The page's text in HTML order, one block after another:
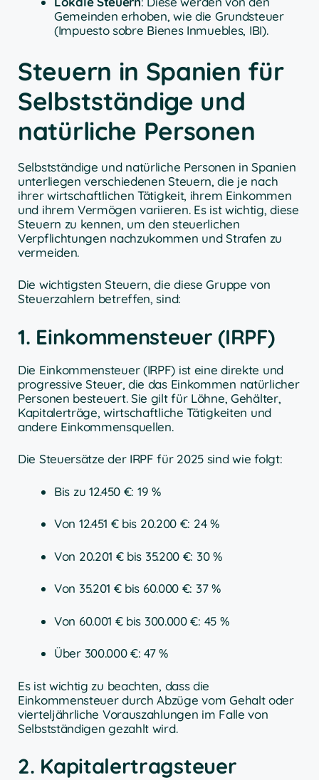
Gemeinden erhoben, wie die Grundsteuer
(Impuesto sobre Bienes Inmuebles, IBI).
Steuern in Spanien für
Selbstständige und
natürliche Personen
Selbstständige und natürliche Personen in Spanien
unterliegen verschiedenen Steuern, die je nach
ihrer wirtschaftlichen Tätigkeit, ihrem Einkommen
und ihrem Vermögen variieren. Es ist wichtig, diese
Steuern zu kennen, um den steuerlichen
Verpflichtungen nachzukommen und Strafen zu
vermeiden.
Die wichtigsten Steuern, die diese Gruppe von
Steuerzahlern betreffen, sind:
1. Einkommensteuer (IRPF)
Die Einkommensteuer (IRPF) ist eine direkte und
progressive Steuer, die das Einkommen natürlicher
Personen besteuert. Sie gilt für Löhne, Gehälter,
Kapitalerträge, wirtschaftliche Tätigkeiten und
andere Einkommensquellen.
Die Steuersätze der IRPF für 2025 sind wie folgt:
Bis zu 12.450 €: 19 %
Von 12.451 € bis 20.200 €: 24 %
Von 20.201 € bis 35.200 €: 30 %
Von 35.201 € bis 60.000 €: 37 %
Von 60.001 € bis 300.000 €: 45 %
Über 300.000 €: 47 %
Es ist wichtig zu beachten, dass die
Einkommensteuer durch Abzüge vom Gehalt oder
vierteljährliche Vorauszahlungen im Falle von
Selbstständigen gezahlt wird.
2. Kapitalertragsteuer